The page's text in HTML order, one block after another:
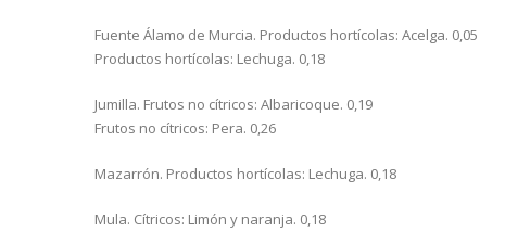
Fuente Álamo de Murcia. Productos hortícolas: Acelga. 0,05
Productos hortícolas: Lechuga. 0,18
Jumilla. Frutos no cítricos: Albaricoque. 0,19
Frutos no cítricos: Pera. 0,26
Mazarrón. Productos hortícolas: Lechuga. 0,18
Mula. Cítricos: Limón y naranja. 0,18